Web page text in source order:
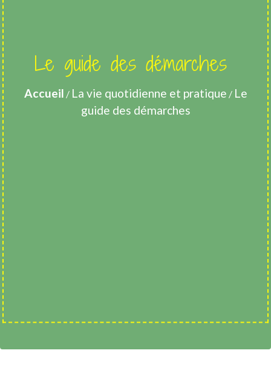
Le guide des démarches
Accueil / La vie quotidienne et pratique / Le
guide des démarches